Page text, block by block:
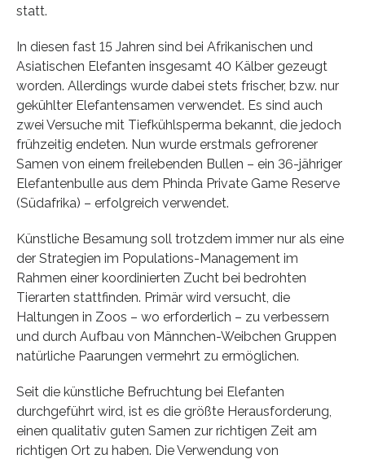
statt.
In diesen fast 15 Jahren sind bei Afrikanischen und
Asiatischen Elefanten insgesamt 40 Kälber gezeugt
worden. Allerdings wurde dabei stets frischer, bzw. nur
gekühlter Elefantensamen verwendet. Es sind auch
zwei Versuche mit Tiefkühlsperma bekannt, die jedoch
frühzeitig endeten. Nun wurde erstmals gefrorener
Samen von einem freilebenden Bullen – ein 36-jähriger
Elefantenbulle aus dem Phinda Private Game Reserve
(Südafrika) – erfolgreich verwendet.
Künstliche Besamung soll trotzdem immer nur als eine
der Strategien im Populations-Management im
Rahmen einer koordinierten Zucht bei bedrohten
Tierarten stattfinden. Primär wird versucht, die
Haltungen in Zoos – wo erforderlich – zu verbessern
und durch Aufbau von Männchen-Weibchen Gruppen
natürliche Paarungen vermehrt zu ermöglichen.
Seit die künstliche Befruchtung bei Elefanten
durchgeführt wird, ist es die größte Herausforderung,
einen qualitativ guten Samen zur richtigen Zeit am
richtigen Ort zu haben. Die Verwendung von